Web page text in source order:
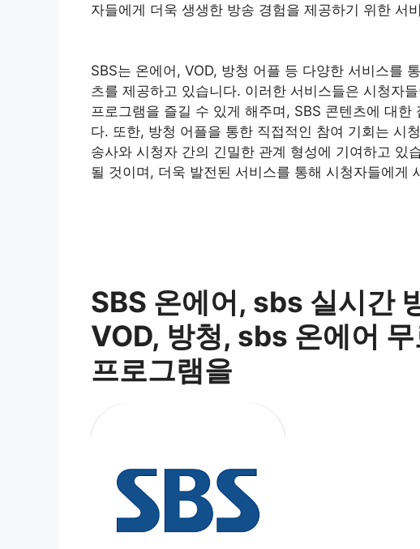
자들에게 더욱 생생한 방송 경험을 제공하기 위한 서
SBS는 온에어, VOD, 방청 어플 등 다양한 서비스를
츠를 제공하고 있습니다. 이러한 서비스들은 시청자
프로그램을 즐길 수 있게 해주며, SBS 콘텐츠에 대
다. 또한, 방청 어플을 통한 직접적인 참여 기회는 시
송사와 시청자 간의 긴밀한 관계 형성에 기여하고 있
될 것이며, 더욱 발전된 서비스를 통해 시청자들에게
SBS 온에어, sbs 실시간
VOD, 방청, sbs 온에어
프로그램을